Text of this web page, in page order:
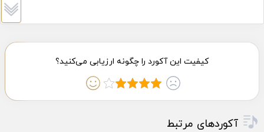
آکوردهای مرتبط